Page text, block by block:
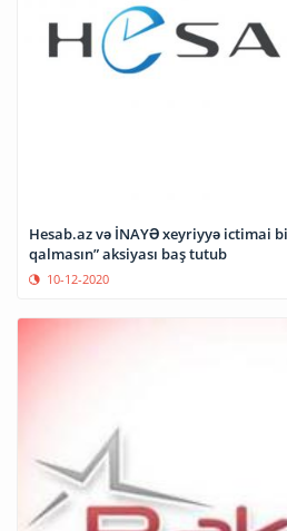
Hesab.az və İNAYƏ xeyriyyə ictimai
qalmasın” aksiyası baş tutub
10-12-2020